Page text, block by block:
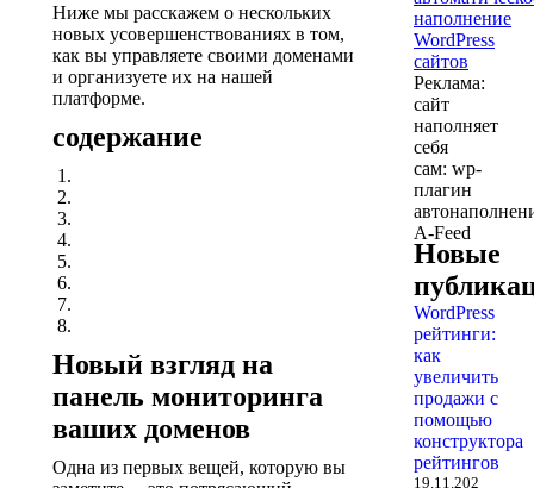
Ниже мы расскажем о нескольких
новых усовершенствованиях в том,
как вы управляете своими доменами
и организуете их на нашей
платформе.
содержание
Новый взгляд на
панель мониторинга
ваших доменов
Одна из первых вещей, которую вы
Реклама:
сайт
наполняет
себя
сам: wp-
плагин
A-Feed
Новые
WordPress
рейтинги:
как
увеличить
продажи с
помощью
конструктора
рейтингов
19.11.202